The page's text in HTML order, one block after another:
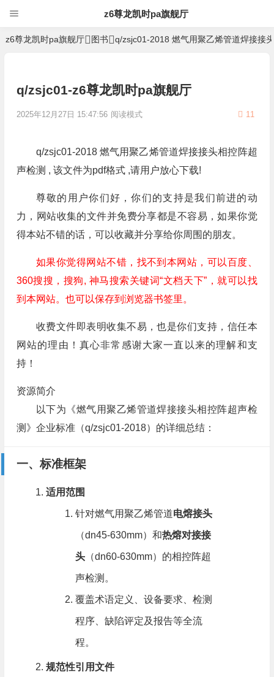
z6尊龙凯时pa旗舰厅
z6尊龙凯时pa旗舰厅 图书 q/zsjc01-2018 燃气用聚乙烯管道焊接接
q/zsjc01-z6尊龙凯时pa旗舰厅
2025年12月27日 15:47:56 11
阅读模式
q/zsjc01-2018 燃气用聚乙烯管道焊接接头相控阵超
声检测 , 该文件为pdf格式 ,请用户放心下载!
尊敬的用户你们好，你们的支持是我们前进的动
力，网站收集的文件并免费分享都是不容易，如果你觉
得本站不错的话，可以收藏并分享给你周围的朋友。
如果你觉得网站不错，找不到本网站，可以百度、
360搜搜，搜狗, 神马搜索关键词“文档天下”，就可以找
到本网站。也可以保存到浏览器书签里。
收费文件即表明收集不易，也是你们支持，信任本
网站的理由！真心非常感谢大家一直以来的理解和支
持！
资源简介
以下为《燃气用聚乙烯管道焊接接头相控阵超声检
测》企业标准（q/zsjc01-2018）的详细总结：
一、标准框架
适用范围
针对燃气用聚乙烯管道电熔接头​
（dn45-630mm）和热熔对接接
头​（dn60-630mm）的相控阵超
声检测。
覆盖术语定义、设备要求、检测
程序、缺陷评定及报告等全流
程。
规范性引用文件